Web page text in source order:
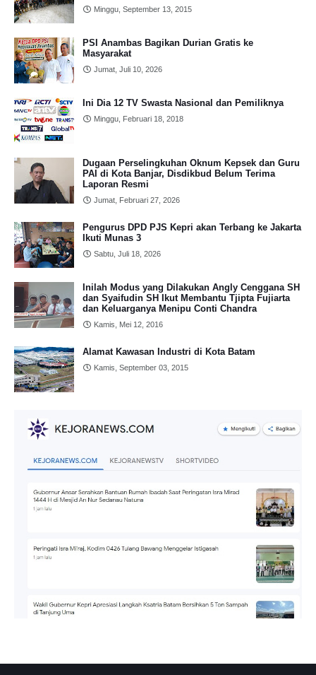
Minggu, September 13, 2015
PSI Anambas Bagikan Durian Gratis ke
Masyarakat
Jumat, Juli 10, 2026
Ini Dia 12 TV Swasta Nasional dan Pemiliknya
Minggu, Februari 18, 2018
Dugaan Perselingkuhan Oknum Kepsek dan Guru
PAI di Kota Banjar, Disdikbud Belum Terima
Laporan Resmi
Jumat, Februari 27, 2026
Pengurus DPD PJS Kepri akan Terbang ke Jakarta
Ikuti Munas 3
Sabtu, Juli 18, 2026
Inilah Modus yang Dilakukan Angly Cenggana SH
dan Syaifudin SH Ikut Membantu Tjipta Fujiarta
dan Keluarganya Menipu Conti Chandra
Kamis, Mei 12, 2016
Alamat Kawasan Industri di Kota Batam
Kamis, September 03, 2015